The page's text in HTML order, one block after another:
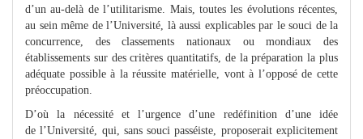
d’un au-delà de l’utilitarisme. Mais, toutes les évolutions récentes,
au sein même de l’Université, là aussi explicables par le souci de la
concurrence, des classements nationaux ou mondiaux des
établissements sur des critères quantitatifs, de la préparation la plus
adéquate possible à la réussite matérielle, vont à l’opposé de cette
préoccupation.
D’où la nécessité et l’urgence d’une redéfinition d’une idée
de l’Université, qui, sans souci passéiste, proposerait explicitement